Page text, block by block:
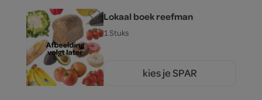
Lokaal boek reefman
1 Stuks
kies je SPAR